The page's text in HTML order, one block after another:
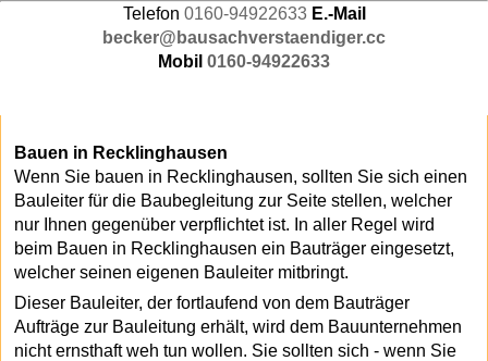
Telefon 0160-94922633 E.-Mail
becker@bausachverstaendiger.cc
Mobil 0160-94922633
Bauen in Recklinghausen
Wenn Sie bauen in Recklinghausen, sollten Sie sich einen
Bauleiter für die Baubegleitung zur Seite stellen, welcher
nur Ihnen gegenüber verpflichtet ist. In aller Regel wird
beim Bauen in Recklinghausen ein Bauträger eingesetzt,
welcher seinen eigenen Bauleiter mitbringt.
Dieser Bauleiter, der fortlaufend von dem Bauträger
Aufträge zur Bauleitung erhält, wird dem Bauunternehmen
nicht ernsthaft weh tun wollen. Sie sollten sich - wenn Sie